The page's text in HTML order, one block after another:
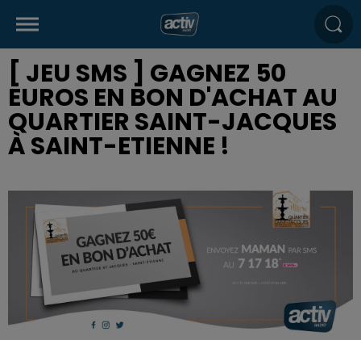
[ JEU SMS ] GAGNEZ 50
EUROS EN BON D'ACHAT AU
QUARTIER SAINT-JACQUES
À SAINT-ETIENNE !